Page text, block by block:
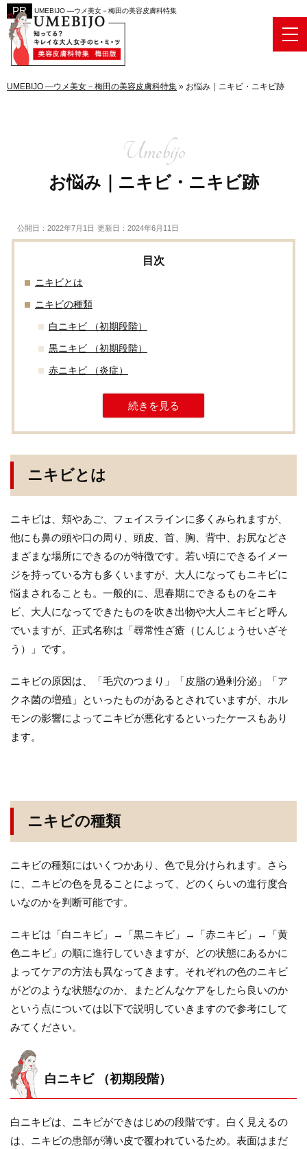
UMEBIJO ―ウメ美女－梅田の美容皮膚科特集
UMEBIJO ―ウメ美女－梅田の美容皮膚科特集 » お悩み｜ニキビ・ニキビ跡
お悩み｜ニキビ・ニキビ跡
公開日：2022年7月1日 更新日：2024年6月11日
ニキビとは
ニキビの種類
白ニキビ （初期段階）
黒ニキビ （初期段階）
赤ニキビ （炎症）
続きを見る
ニキビとは
ニキビは、頬やあご、フェイスラインに多くみられますが、
他にも鼻の頭や口の周り、頭皮、首、胸、背中、お尻などさ
まざまな場所にできるのが特徴です。若い頃にできるイメー
ジを持っている方も多くいますが、大人になってもニキビに
悩まされることも。一般的に、思春期にできるものをニキ
ビ、大人になってできたものを吹き出物や大人ニキビと呼ん
でいますが、正式名称は「尋常性ざ瘡（じんじょうせいざそ
う）」です。
ニキビの原因は、「毛穴のつまり」「皮脂の過剰分泌」「ア
クネ菌の増殖」といったものがあるとされていますが、ホル
モンの影響によってニキビが悪化するといったケースもあり
ます。
ニキビの種類
ニキビの種類にはいくつかあり、色で見分けられます。さら
に、ニキビの色を見ることによって、どのくらいの進行度合
いなのかを判断可能です。
ニキビは「白ニキビ」→「黒ニキビ」→「赤ニキビ」→「黄
色ニキビ」の順に進行していきますが、どの状態にあるかに
よってケアの方法も異なってきます。それぞれの色のニキビ
がどのような状態なのか、またどんなケアをしたら良いのか
という点については以下で説明していきますので参考にして
みてください。
白ニキビ （初期段階）
白ニキビは、ニキビができはじめの段階です。白く見えるの
は、ニキビの患部が薄い皮で覆われているため。表面はまだ